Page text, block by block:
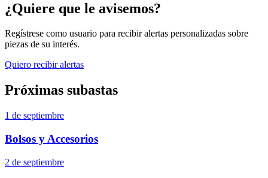
¿Quiere que le avisemos?
Regístrese como usuario para recibir alertas personalizadas sobre
piezas de su interés.
Quiero recibir alertas
Próximas subastas
1 de septiembre
Bolsos y Accesorios
2 de septiembre